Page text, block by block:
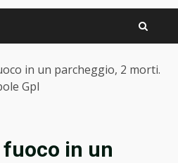
in un parcheggio, 2 morti.
Gpl
fuoco in un